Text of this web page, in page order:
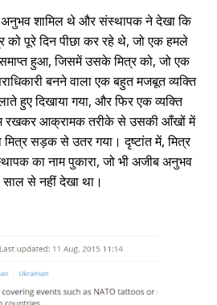
अनुभव शामिल थे और संस्थापक ने देखा कि
को पूरे दिन पीछा कर रहे थे, जो एक हमले
हुआ, जिसमें उसके मित्र को, जो एक
बनने वाला एक बहुत मजबूत व्यक्ति
हुए दिखाया गया, और फिर एक व्यक्ति
आक्रामक तरीके से उसकी आँखों में
सड़क से उतर गया। दृष्टांत में, मित्र
का नाम पुकारा, जो भी अजीब अनुभव
से नहीं देखा था।